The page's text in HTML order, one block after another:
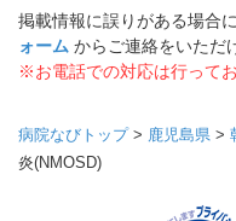
掲載情報に誤りがある場合
ォーム からご連絡をいただ
※お電話での対応は行って
病院なびトップ> 鹿児島県 >
炎(NMOSD)